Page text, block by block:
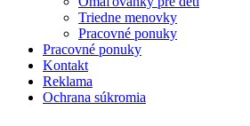
Triedne menovky
Pracovné ponuky
Pracovné ponuky
Kontakt
Reklama
Ochrana súkromia